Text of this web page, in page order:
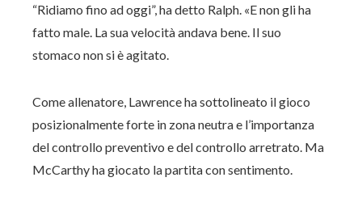
“Ridiamo fino ad oggi”, ha detto Ralph. «E non gli ha
fatto male. La sua velocità andava bene. Il suo
stomaco non si è agitato.
Come allenatore, Lawrence ha sottolineato il gioco
posizionalmente forte in zona neutra e l’importanza
del controllo preventivo e del controllo arretrato. Ma
McCarthy ha giocato la partita con sentimento.